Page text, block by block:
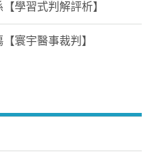
學習式判解評析】
寰宇醫事裁判】